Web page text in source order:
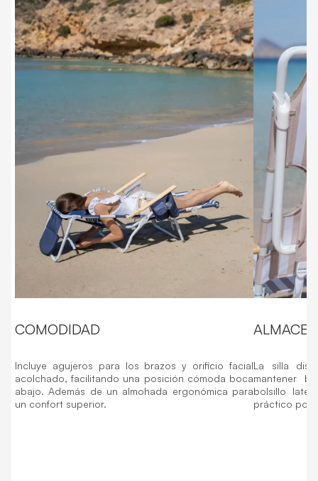
COMODIDAD
Incluye agujeros para los brazos y orificio facial
acolchado, facilitando una posición cómoda boca
abajo. Además de un almohada ergonómica para
un confort superior.
La silla
mantener
bolsillo
práctico